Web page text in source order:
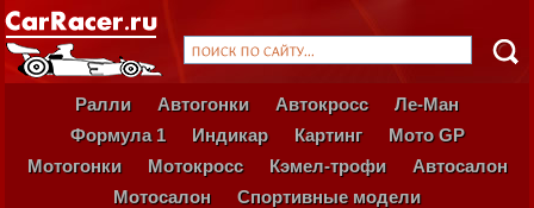
Ралли Автогонки Автокросс
Ле-Ман
Формула 1
Индикар Картинг
Мото GP
Мотогонки
Мотокросс Кэмел-трофи
Автосалон
Мотосалон
Спортивные модели